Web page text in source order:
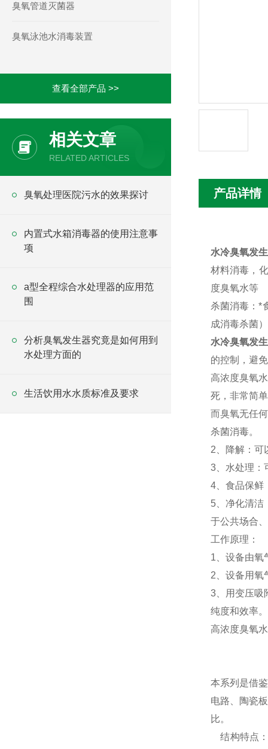
臭氧管道灭菌器
臭氧泳池水消毒装置
查看全部产品 >>
相关文章
RELATED ARTICLES
臭氧处理医院污水的效果探讨
内置式水箱消毒器的使用注意事
项
a型全程综合水处理器的应用范
围
分析臭氧发生器究竟是如何用到
水处理方面的
生活饮用水水质标准及要求
产品详情
水冷臭氧发
材料消毒，
度臭氧水等
杀菌消毒：*
成消毒杀菌
水冷臭氧发
的控制，避
高浓度臭氧
死，非常简
而臭氧无任
杀菌消毒。
2、降解：可
3、水处理：
4、食品保鲜
5、净化清洁
于公共场合
工作原理：
1、设备由氧
2、设备用氧
3、用变压吸
纯度和效率
高浓度臭氧
本系列 是借
电路、陶瓷
比。
结构特点：